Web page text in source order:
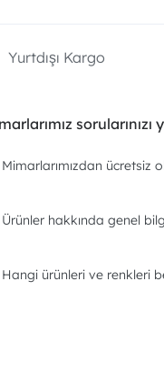
Yurtdışı Kargo
sorularınızı
Mimarlarımızdan ücretsiz
Ürünler hakkında genel
Hangi ürünleri ve renkleri